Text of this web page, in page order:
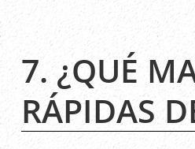
7. ¿QUÉ
RÁPIDAS